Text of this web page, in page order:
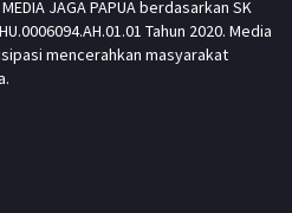
JAGA PAPUA berdasarkan SK
Tahun 2020. Media
mencerahkan masyarakat